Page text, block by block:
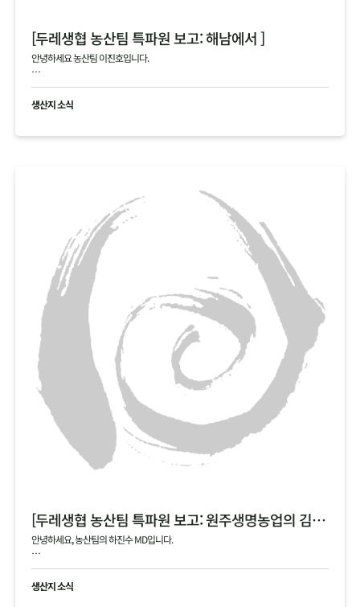
[두레생협 농산팀 특파원 보고: 해남에서 ]
안녕하세요 농산팀 이진호입니다.
해남의 4, 5차 김장 작황에 대한 생생한 정보를 전해드립니다.
생산지 소식
[두레생협 농산팀 특파원 보고: 원주생명농업의 김장 통배추]
안녕하세요, 농산팀의 하진수 MD입니다.
오늘은 제가 김장 시즌의 숨은 주역, 원주생명농업(강원도 정선)을 직접 다녀온 특파원
으로서 감동과 진심을 담아 소식을 전해드립니다!
생산지 소식